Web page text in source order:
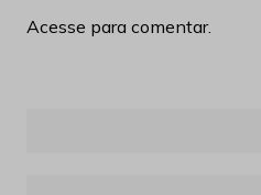
Acesse para comentar.